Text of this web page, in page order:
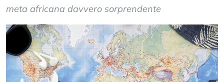
meta africana davvero sorprendente